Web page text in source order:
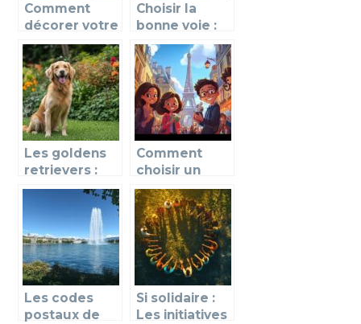
Comment
décorer votre
restaurant
pour
multiplier son
taux de
fréquentation
?
Choisir la
bonne voie :
les avantages
d’opter pour
une solution
SaaS
Les goldens
retrievers :
caractéristiqu
es, soins et
conseils pour
un
compagnon
idéal
Comment
choisir un
séjour
linguistique
pour
adolescents
en France
Les codes
postaux de
Si solidaire :
Les initiatives